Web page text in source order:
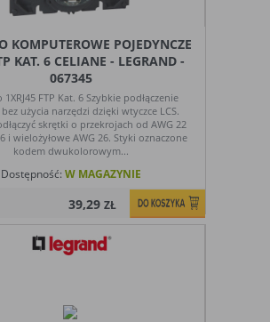
KOMPUTEROWE POJEDYNCZE
KAT. 6 CELIANE - LEGRAND -
067345
1XRJ45 FTP Kat. 6 Szybkie podłączenie
użycia narzędzi dzięki wtyczce LCS.
skrętki o przekrojach od AWG 22
i wielożyłowe AWG 26. Styki oznaczone
kodem dwukolorowym...
Dostępność: W MAGAZYNIE
39,29ZŁ